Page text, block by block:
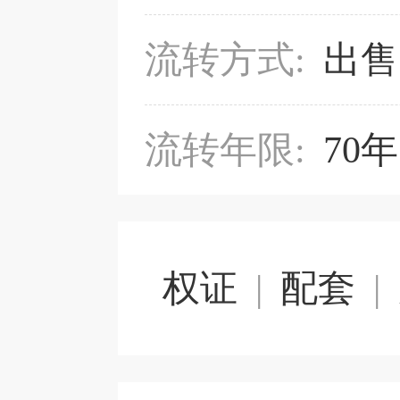
流转方式: 出售
流转年限: 70年
权证 | 配套 |